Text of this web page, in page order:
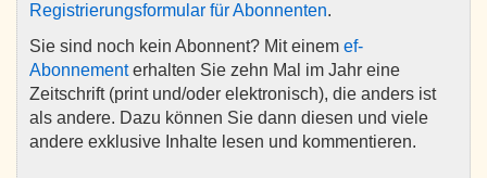
Registrierungsformular für Abonnenten.
Sie sind noch kein Abonnent? Mit einem ef-
Abonnementerhalten Sie zehn Mal im Jahr eine
Zeitschrift (print und/oder elektronisch), die anders ist
als andere. Dazu können Sie dann diesen und viele
andere exklusive Inhalte lesen und kommentieren.